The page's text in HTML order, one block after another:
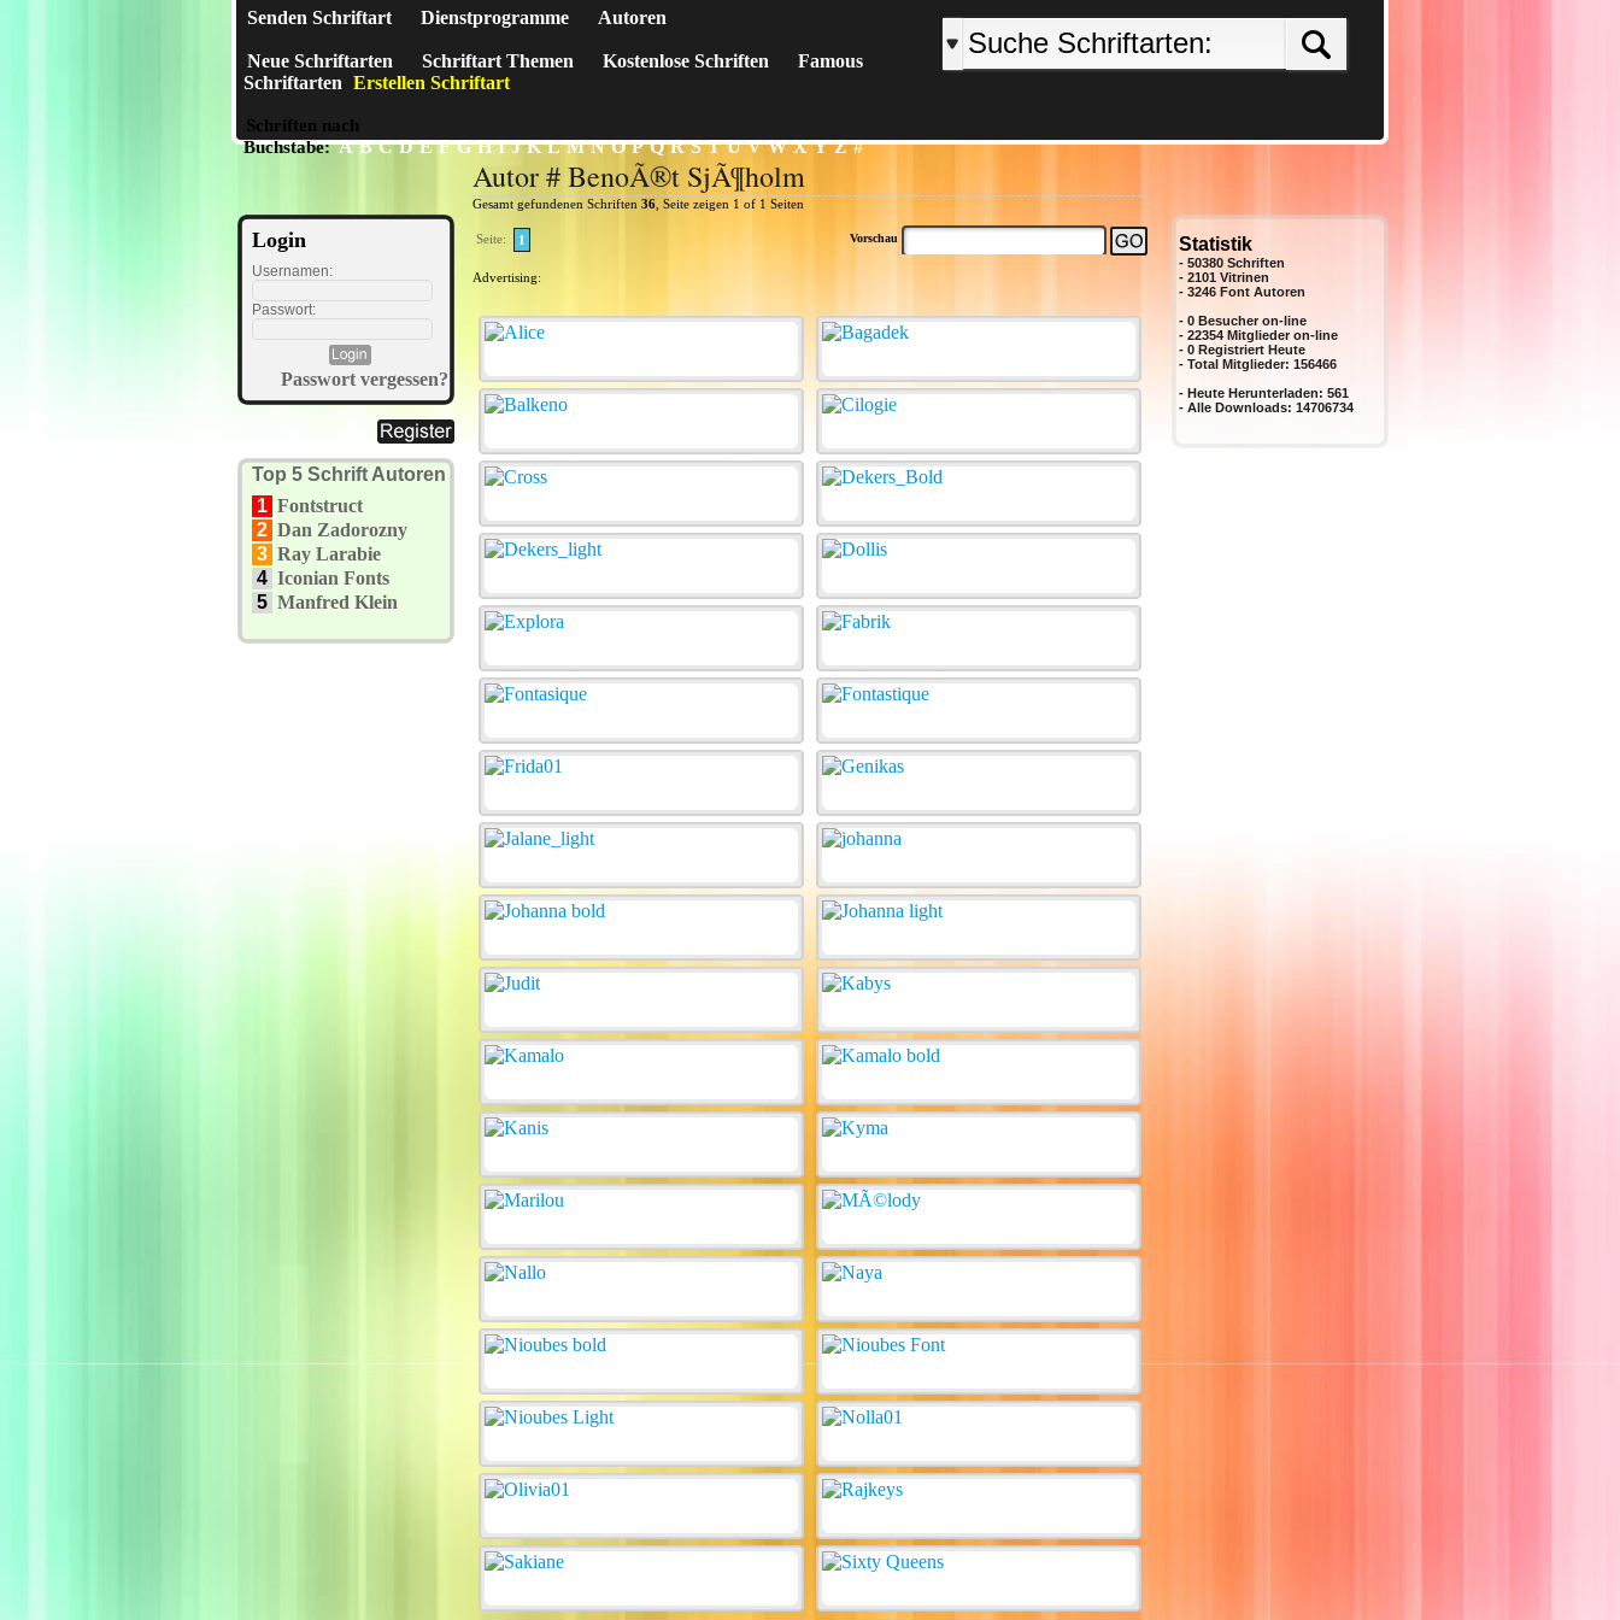
Senden Schriftart Dienstprogramme Autoren
Neue Schriftarten Schriftart Themen Kostenlose Schriften
Famous
Schriftarten Erstellen Schriftart
Schriften nach
Buchstabe:A B C D E F G H I J K L M N O P Q R S T U V W X Y Z #
Login
Usernamen:
Passwort:
Passwort vergessen?
Top 5 Schrift Autoren
1 Fontstruct
2 Dan Zadorozny
3 Ray Larabie
4 Iconian Fonts
5 Manfred Klein
Autor # BenoÃ®t SjÃ¶holm
Gesamt gefundenen Schriften 36 , Seite zeigen 1 of 1 Seiten
Seite: 1 Vorschau
Advertising:
Statistik
- 50380 Schriften
- 2101 Vitrinen
- 3246 Font Autoren
- 0 Besucher on-line
- 22354 Mitglieder on-line
- 0 Registriert Heute
- Total Mitglieder: 156466
- Heute Herunterladen: 561
- Alle Downloads: 14706734